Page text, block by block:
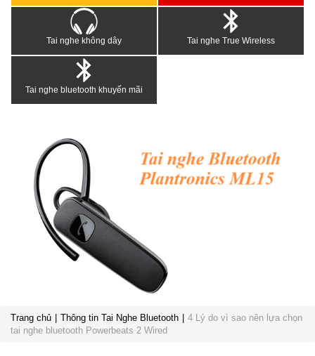
Tai nghe không dây Tai nghe True Wireless
Tai nghe bluetooth khuyến mãi
Trang chủ Thông tin Tai Nghe Bluetooth
4 Lý do vì sao nên lựa chọn
tai nghe bluetooth Powerbeats 2 Wired